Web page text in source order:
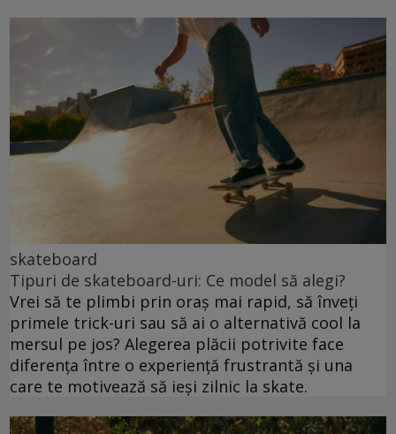
skateboard
Tipuri de skateboard-uri: Ce model să alegi?
Vrei să te plimbi prin oraș mai rapid, să înveți
primele trick-uri sau să ai o alternativă cool la
mersul pe jos? Alegerea plăcii potrivite face
diferența între o experiență frustrantă și una
care te motivează să ieși zilnic la skate.